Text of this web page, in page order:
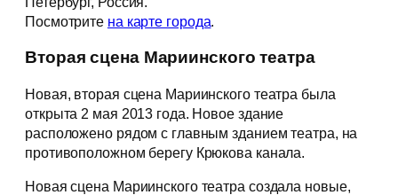
Посмотрите на карте города.
Вторая сцена Мариинского театра
Новая, вторая сцена Мариинского театра была
открыта 2 мая 2013 года. Новое здание
расположено рядом с главным зданием театра, на
противоположном берегу Крюкова канала.
Новая сцена Мариинского театра создала новые,